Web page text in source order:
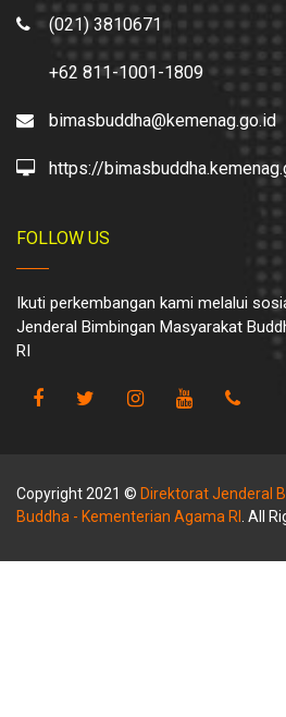
(021) 3810671
+62 811-1001-1809
bimasbuddha@kemenag.go.id
https://
FOLLOW US
Ikuti perkembangan kami melalui
Jenderal Bimbingan Masyarakat
RI
Copyright 2021 © Direktorat Jenderal
Buddha - Kementerian Agama RI . All